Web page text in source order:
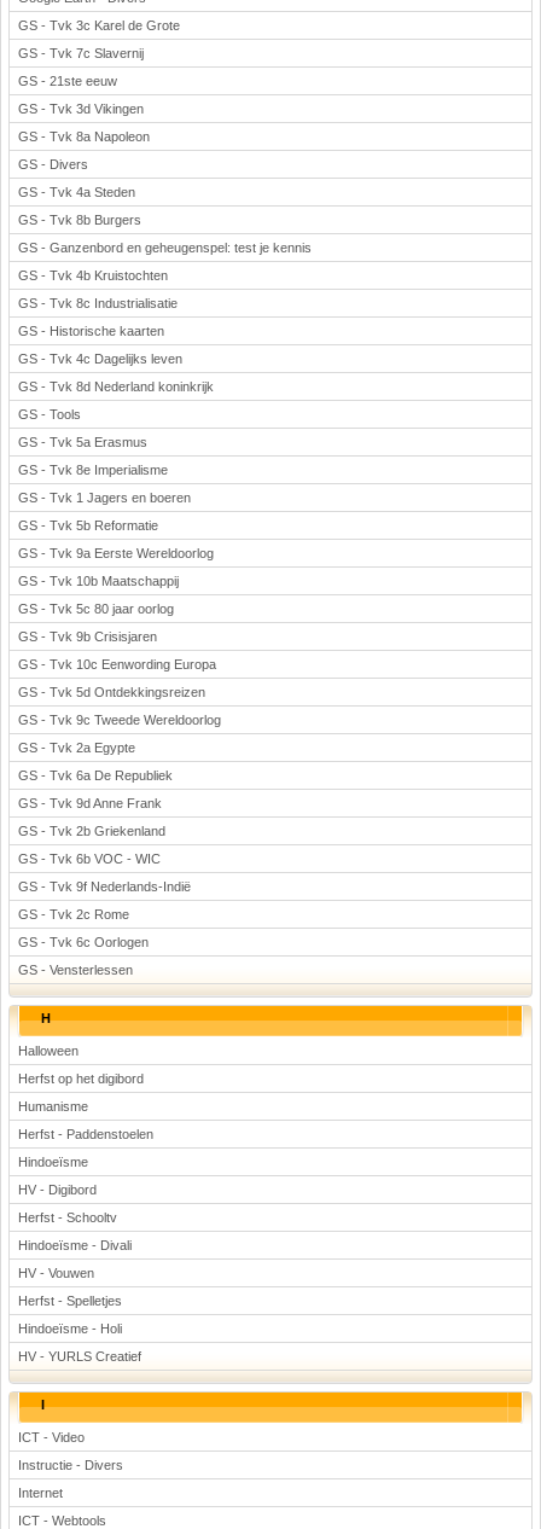
GS - Tvk 3c Karel de Grote
GS - Tvk 7c Slavernij
GS - 21ste eeuw
GS - Tvk 3d Vikingen
GS - Tvk 8a Napoleon
GS - Divers
GS - Tvk 4a Steden
GS - Tvk 8b Burgers
GS - Ganzenbord en geheugenspel: test je kennis
GS - Tvk 4b Kruistochten
GS - Tvk 8c Industrialisatie
GS - Historische kaarten
GS - Tvk 4c Dagelijks leven
GS - Tvk 8d Nederland koninkrijk
GS - Tools
GS - Tvk 5a Erasmus
GS - Tvk 8e Imperialisme
GS - Tvk 1 Jagers en boeren
GS - Tvk 5b Reformatie
GS - Tvk 9a Eerste Wereldoorlog
GS - Tvk 10b Maatschappij
GS - Tvk 5c 80 jaar oorlog
GS - Tvk 9b Crisisjaren
GS - Tvk 10c Eenwording Europa
GS - Tvk 5d Ontdekkingsreizen
GS - Tvk 9c Tweede Wereldoorlog
GS - Tvk 2a Egypte
GS - Tvk 6a De Republiek
GS - Tvk 9d Anne Frank
GS - Tvk 2b Griekenland
GS - Tvk 6b VOC - WIC
GS - Tvk 9f Nederlands-Indië
GS - Tvk 2c Rome
GS - Tvk 6c Oorlogen
GS - Vensterlessen
H
Halloween
Herfst op het digibord
Humanisme
Herfst - Paddenstoelen
Hindoeïsme
HV - Digibord
Herfst - Schooltv
Hindoeïsme - Divali
HV - Vouwen
Herfst - Spelletjes
Hindoeïsme - Holi
HV - YURLS Creatief
I
ICT - Video
Instructie - Divers
Internet
ICT - Webtools